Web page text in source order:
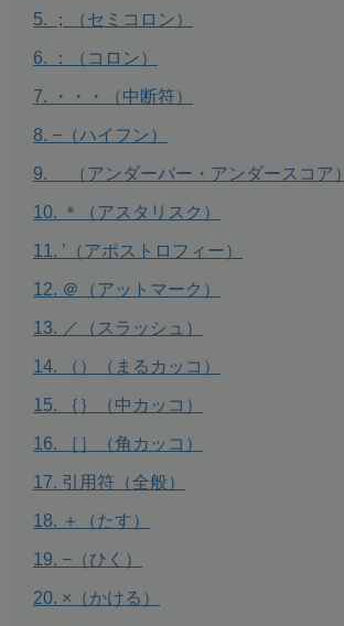
；（セミコロン）
：（コロン）
・・・（中断符）
−（ハイフン）
＿（アンダーバー・アンダースコア）
＊（アスタリスク）
’（アポストロフィー）
＠（アットマーク）
／（スラッシュ）
（）（まるカッコ）
｛｝（中カッコ）
［］（角カッコ）
引用符（全般）
＋（たす）
−（ひく）
×（かける）